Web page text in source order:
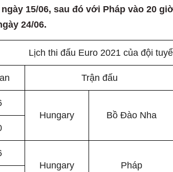
ngày 15/06, sau đó với Pháp vào 20
24/06.
Lịch thi đấu Euro 2021 của đội
Trận đấu
Hungary
Bồ Đào Nha
Hungary
Pháp